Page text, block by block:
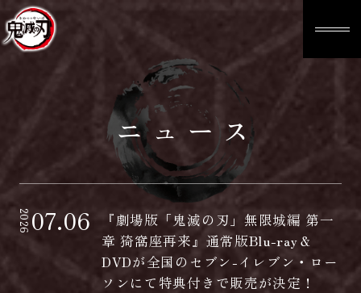
ニュース
202607.06
『劇場版「鬼滅の刃」無限城編 第一
章 猗窩座再来』通常版Blu-ray＆
DVDが全国のセブン-イレブン・ロー
ソンにて特典付きで販売が決定！